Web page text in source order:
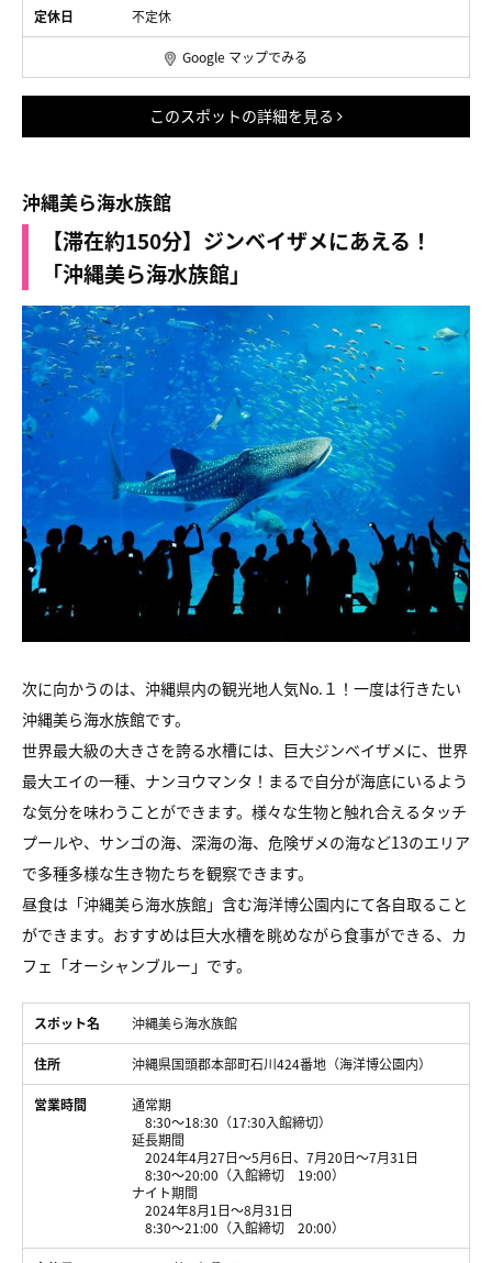
定休日 不定休
Google マップでみる
このスポットの詳細を見る
沖縄美ら海水族館
【滞在約150分】ジンベイザメにあえる！
「沖縄美ら海水族館」
次に向かうのは、沖縄県内の観光地人気No.１！一度は行きたい
沖縄美ら海水族館です。
世界最大級の大きさを誇る水槽には、巨大ジンベイザメに、世界
最大エイの一種、ナンヨウマンタ！まるで自分が海底にいるよう
な気分を味わうことができます。様々な生物と触れ合えるタッチ
プールや、サンゴの海、深海の海、危険ザメの海など13のエリア
で多種多様な生き物たちを観察できます。
昼食は「沖縄美ら海水族館」含む海洋博公園内にて各自取ること
ができます。おすすめは巨大水槽を眺めながら食事ができる、カ
フェ「オーシャンブルー」です。
スポット名 沖縄美ら海水族館
住所 沖縄県国頭郡本部町石川424番地（海洋博公園内）
営業時間
通常期
8:30～18:30（17:30入館締切）
延長期間
2024年4月27日～5月6日、7月20日～7月31日
8:30～20:00（入館締切 19:00）
ナイト期間
2024年8月1日～8月31日
8:30～21:00（入館締切 20:00）